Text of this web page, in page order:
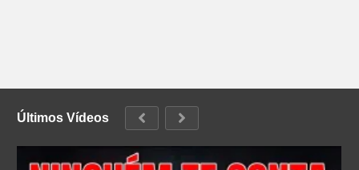
Últimos Vídeos